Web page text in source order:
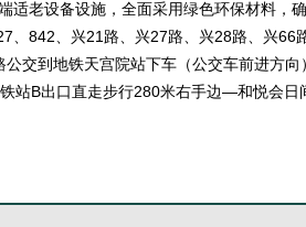
适老设备设施，全面采用绿色环保材料，
、842、兴21路、兴27路、兴28路、兴66
交到地铁天宫院站下车（公交车前进方
站B出口直走步行280米右手边—和悦会日